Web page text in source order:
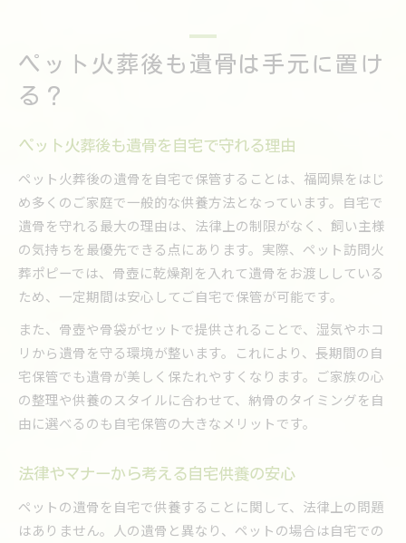
ペット火葬後も遺骨は手元に置け
る？
ペット火葬後も遺骨を自宅で守れる理由
ペット火葬後の遺骨を自宅で保管することは、福岡県をはじ
め多くのご家庭で一般的な供養方法となっています。自宅で
遺骨を守れる最大の理由は、法律上の制限がなく、飼い主様
の気持ちを最優先できる点にあります。実際、ペット訪問火
葬ポピーでは、骨壺に乾燥剤を入れて遺骨をお渡ししている
ため、一定期間は安心してご自宅で保管が可能です。
また、骨壺や骨袋がセットで提供されることで、湿気やホコ
リから遺骨を守る環境が整います。これにより、長期間の自
宅保管でも遺骨が美しく保たれやすくなります。ご家族の心
の整理や供養のスタイルに合わせて、納骨のタイミングを自
由に選べるのも自宅保管の大きなメリットです。
法律やマナーから考える自宅供養の安心
ペットの遺骨を自宅で供養することに関して、法律上の問題
はありません。人の遺骨と異なり、ペットの場合は自宅での